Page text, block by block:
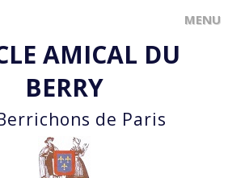
AMICAL DU
BERRY
de Paris